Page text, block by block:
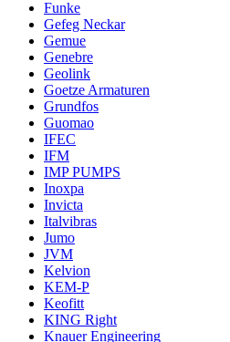
Funke
Gefeg Neckar
Gemue
Genebre
Geolink
Goetze Armaturen
Grundfos
Guomao
IFEC
IFM
IMP PUMPS
Inoxpa
Invicta
Italvibras
Jumo
JVM
Kelvion
KEM-P
Keofitt
KING Right
Knauer Engineering